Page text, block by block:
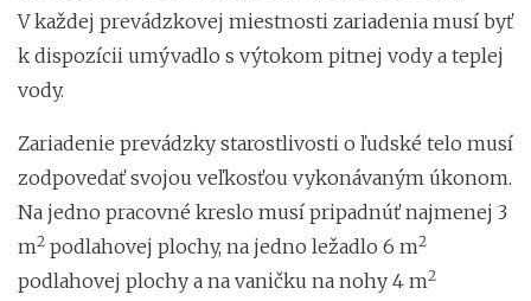
V každej prevádzkovej miestnosti zariadenia musí byť
k dispozícii umývadlo s výtokom pitnej vody a teplej
vody.
Zariadenie prevádzky starostlivosti o ľudské telo musí
zodpovedať svojou veľkosťou vykonávaným úkonom.
Na jedno pracovné kreslo musí pripadnúť najmenej 3
m2 podlahovej plochy, na jedno ležadlo 6 m2
podlahovej plochy a na vaničku na nohy 4 m2